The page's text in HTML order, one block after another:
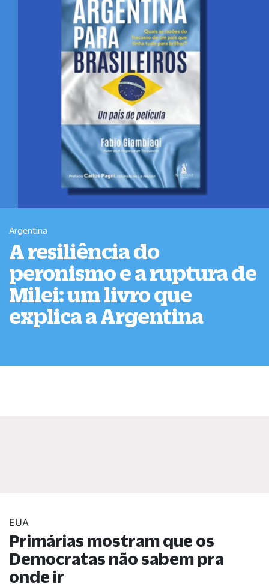
Argentina
A resiliência do
peronismo e a ruptura de
Milei: um livro que
explica a Argentina
EUA
Primárias mostram que os
Democratas não sabem pra
onde ir